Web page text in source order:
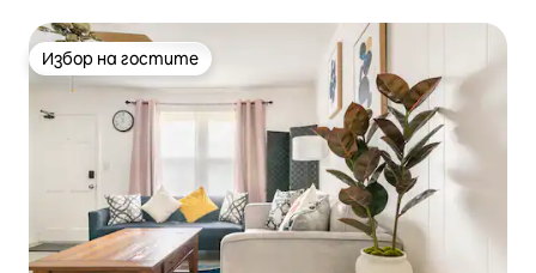
Избор на гостите
Избор на гостите